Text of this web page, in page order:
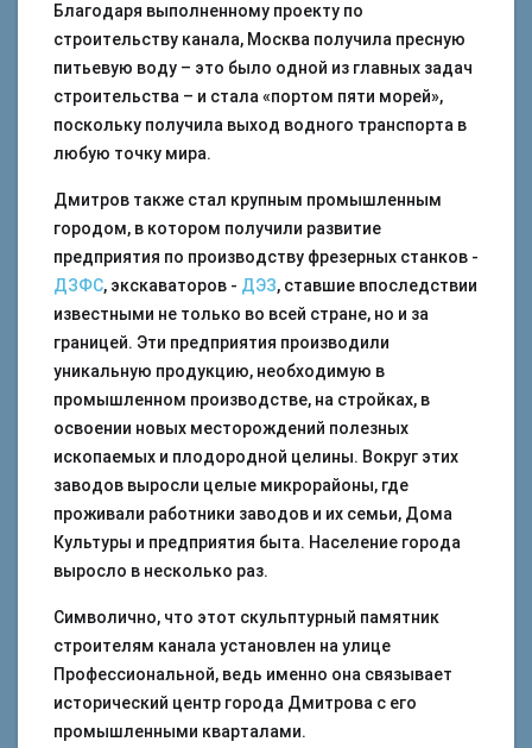
Благодаря выполненному проекту по
строительству канала, Москва получила пресную
питьевую воду – это было одной из главных задач
строительства – и стала «портом пяти морей»,
поскольку получила выход водного транспорта в
любую точку мира.
Дмитров также стал крупным промышленным
городом, в котором получили развитие
предприятия по производству фрезерных станков -
ДЗФС, экскаваторов - ДЭЗ, ставшие впоследствии
известными не только во всей стране, но и за
границей. Эти предприятия производили
уникальную продукцию, необходимую в
промышленном производстве, на стройках, в
освоении новых месторождений полезных
ископаемых и плодородной целины. Вокруг этих
заводов выросли целые микрорайоны, где
проживали работники заводов и их семьи, Дома
Культуры и предприятия быта. Население города
выросло в несколько раз.
Символично, что этот скульптурный памятник
строителям канала установлен на улице
Профессиональной, ведь именно она связывает
исторический центр города Дмитрова с его
промышленными кварталами.